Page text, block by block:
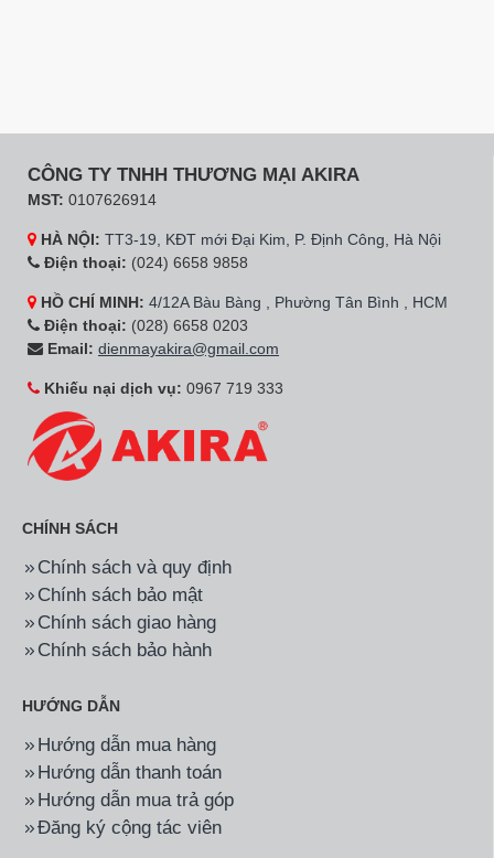
CÔNG TY TNHH THƯƠNG MẠI AKIRA
MST: 0107626914
HÀ NỘI: TT3-19, KĐT mới Đại Kim, P. Định Công, Hà Nội
Điện thoại: (024) 6658 9858
HỒ CHÍ MINH: 4/12A Bàu Bàng , Phường Tân Bình , HCM
Điện thoại: (028) 6658 0203
Email: dienmayakira@gmail.com
Khiếu nại dịch vụ: 0967 719 333
CHÍNH SÁCH
Chính sách và quy định
Chính sách bảo mật
Chính sách giao hàng
Chính sách bảo hành
HƯỚNG DẪN
Hướng dẫn mua hàng
Hướng dẫn thanh toán
Hướng dẫn mua trả góp
Đăng ký cộng tác viên